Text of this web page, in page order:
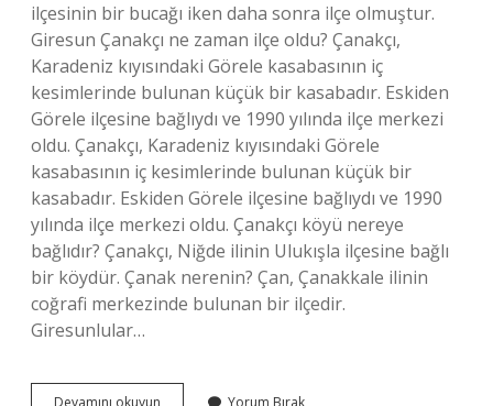
ilçesinin bir bucağı iken daha sonra ilçe olmuştur.
Giresun Çanakçı ne zaman ilçe oldu? Çanakçı,
Karadeniz kıyısındaki Görele kasabasının iç
kesimlerinde bulunan küçük bir kasabadır. Eskiden
Görele ilçesine bağlıydı ve 1990 yılında ilçe merkezi
oldu. Çanakçı, Karadeniz kıyısındaki Görele
kasabasının iç kesimlerinde bulunan küçük bir
kasabadır. Eskiden Görele ilçesine bağlıydı ve 1990
yılında ilçe merkezi oldu. Çanakçı köyü nereye
bağlıdır? Çanakçı, Niğde ilinin Ulukışla ilçesine bağlı
bir köydür. Çanak nerenin? Çan, Çanakkale ilinin
coğrafi merkezinde bulunan bir ilçedir.
Giresunlular…
Devamını okuyun Yorum Bırak